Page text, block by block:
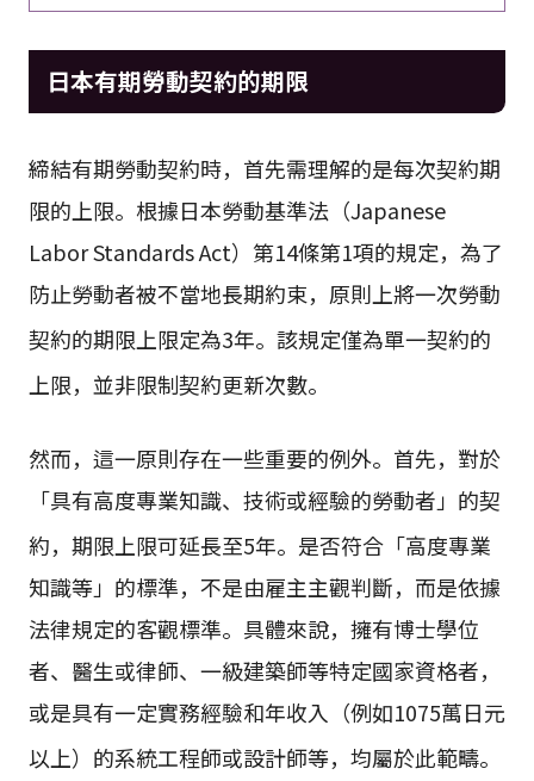
日本有期勞動契約的期限
締結有期勞動契約時，首先需理解的是每次契約期
限的上限。根據日本勞動基準法（Japanese
Labor Standards Act）第14條第1項的規定，為了
防止勞動者被不當地長期約束，原則上將一次勞動
契約的期限上限定為3年。該規定僅為單一契約的
上限，並非限制契約更新次數。
然而，這一原則存在一些重要的例外。首先，對於
「具有高度專業知識、技術或經驗的勞動者」的契
約，期限上限可延長至5年。是否符合「高度專業
知識等」的標準，不是由雇主主觀判斷，而是依據
法律規定的客觀標準。具體來說，擁有博士學位
者、醫生或律師、一級建築師等特定國家資格者，
或是具有一定實務經驗和年收入（例如1075萬日元
以上）的系統工程師或設計師等，均屬於此範疇。